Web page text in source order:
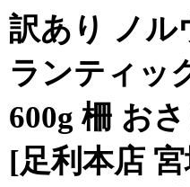
訳あり ノル
ランティッ
600g 柵 お
[足利本店